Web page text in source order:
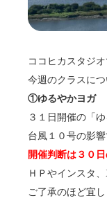
ココヒカスタジオ
今週のクラスにつ
①ゆるやかヨガ
３１日開催の「
台風１０号の影
開催判断は３０
ＨＰやインスタ
ご了承のほど宜し